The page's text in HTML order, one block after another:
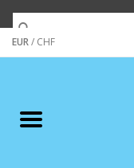
EUR/ CHF
Merken